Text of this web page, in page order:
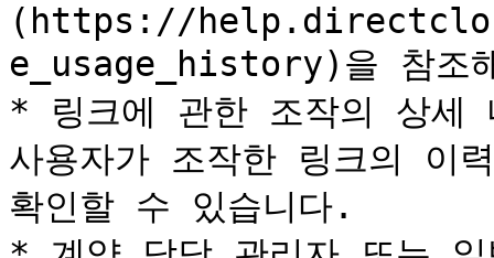
(https://
e_usage_history)을 참조
* 링크에 관한 조작의 상세
사용자가 조작한 링크의 이
확인할 수 있습니다.